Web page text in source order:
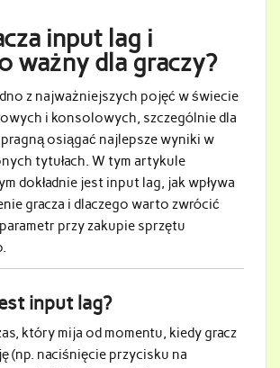
input lag i
ważny dla graczy?
z najważniejszych pojęć w świecie
i konsolowych, szczególnie dla
osiągać najlepsze wyniki w
tytułach. W tym artykule
dokładnie jest input lag, jak wpływa
gracza i dlaczego warto zwrócić
przy zakupie sprzętu
input lag?
który mija od momentu, kiedy gracz
(np. naciśnięcie przycisku na